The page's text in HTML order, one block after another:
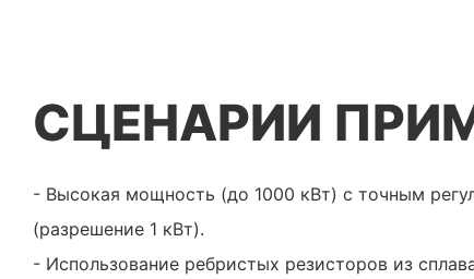
СЦЕНАРИИ
- Высокая мощность (до 1000 кВт) с точным
(разрешение 1 кВт).
- Использование ребристых резисторов из